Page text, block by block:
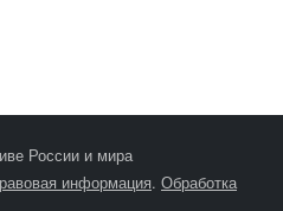
России и мира
информация. Обработка